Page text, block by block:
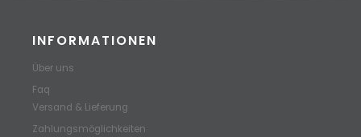
INFORMATIONEN
Über uns
Faq
Versand & Lieferung
Zahlungsmöglichkeiten